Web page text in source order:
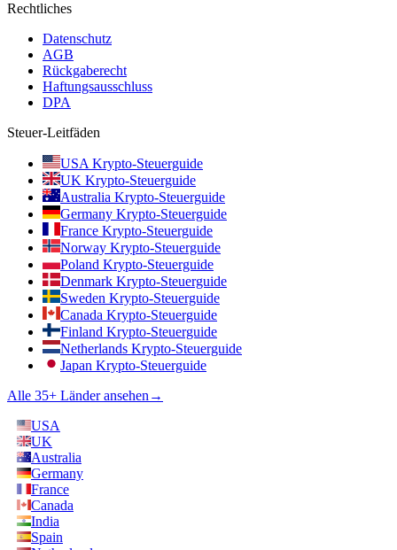
Rechtliches
Datenschutz
AGB
Rückgaberecht
Haftungsausschluss
DPA
Steuer-Leitfäden
USA Krypto-Steuerguide
UK Krypto-Steuerguide
Australia Krypto-Steuerguide
Germany Krypto-Steuerguide
France Krypto-Steuerguide
Norway Krypto-Steuerguide
Poland Krypto-Steuerguide
Denmark Krypto-Steuerguide
Sweden Krypto-Steuerguide
Canada Krypto-Steuerguide
Finland Krypto-Steuerguide
Netherlands Krypto-Steuerguide
Japan Krypto-Steuerguide
Alle 35+ Länder ansehen →
USA
UK
Australia
Germany
France
Canada
India
Spain